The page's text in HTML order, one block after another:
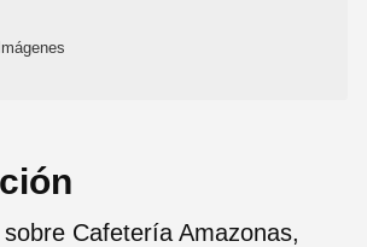
Imágenes
Cafetería Amazonas,